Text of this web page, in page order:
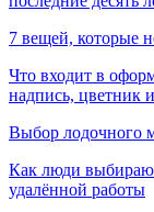
7 вещей, которые
Что входит в
надпись, цветник
Выбор лодочного
Как люди
удалённой работы